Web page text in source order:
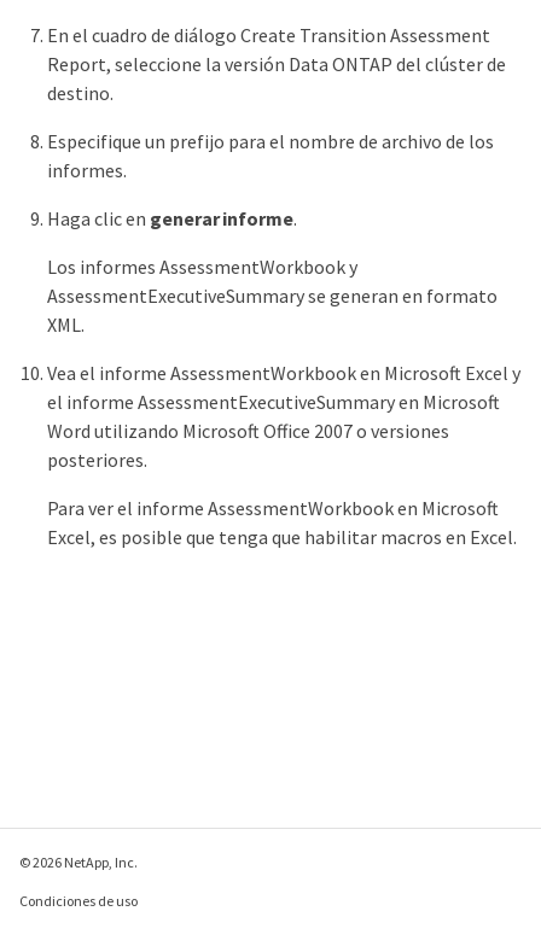
En el cuadro de diálogo Create Transition Assessment
Report, seleccione la versión Data ONTAP del clúster de
destino.
Especifique un prefijo para el nombre de archivo de los
informes.
Haga clic en generar informe.
Los informes AssessmentWorkbook y
AssessmentExecutiveSummary se generan en formato
XML.
Vea el informe AssessmentWorkbook en Microsoft Excel y
el informe AssessmentExecutiveSummary en Microsoft
Word utilizando Microsoft Office 2007 o versiones
posteriores.
Para ver el informe AssessmentWorkbook en Microsoft
Excel, es posible que tenga que habilitar macros en Excel.
© 2026 NetApp, Inc.
Condiciones de uso